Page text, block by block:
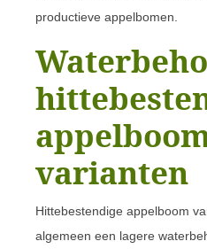
productieve appelbomen.
varianten
Hittebestendige appelboom
algemeen een lagere